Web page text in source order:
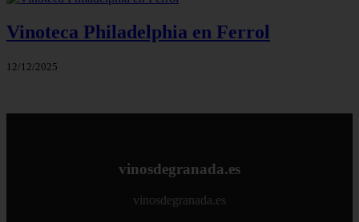
Vinoteca Philadelphia en Ferrol
12/12/2025
vinosdegranada.es
vinosdegranada.es